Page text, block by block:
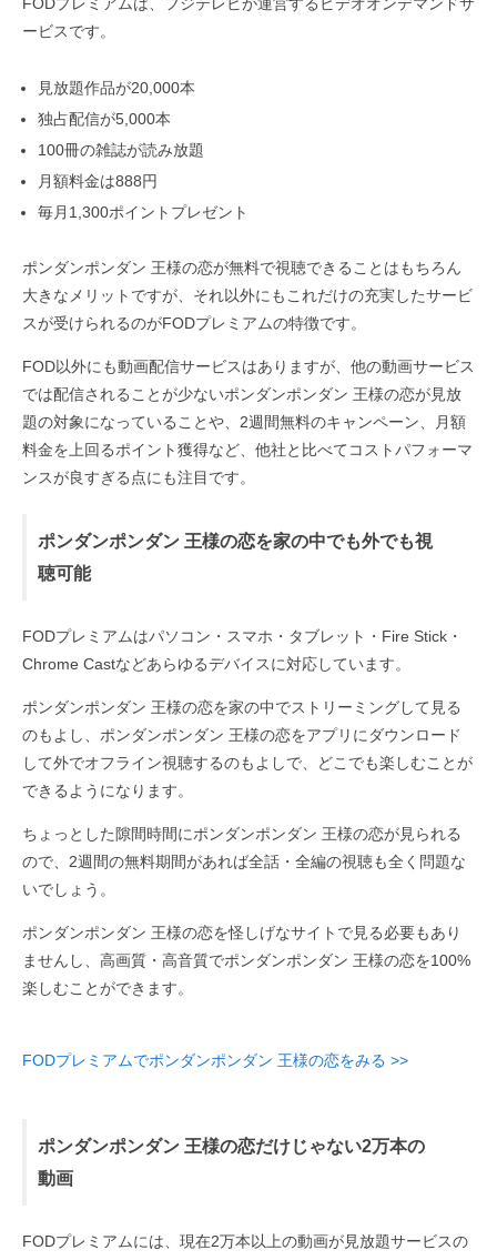
FODプレミアムは、フジテレビが運営するビデオオンデマンドサ
ービスです。
見放題作品が20,000本
独占配信が5,000本
100冊の雑誌が読み放題
月額料金は888円
毎月1,300ポイントプレゼント
ポンダンポンダン 王様の恋が無料で視聴できることはもちろん
大きなメリットですが、それ以外にもこれだけの充実したサービ
スが受けられるのがFODプレミアムの特徴です。
FOD以外にも動画配信サービスはありますが、他の動画サービス
では配信されることが少ないポンダンポンダン 王様の恋が見放
題の対象になっていることや、2週間無料のキャンペーン、月額
料金を上回るポイント獲得など、他社と比べてコストパフォーマ
ンスが良すぎる点にも注目です。
ポンダンポンダン 王様の恋を家の中でも外でも視
聴可能
FODプレミアムはパソコン・スマホ・タブレット・Fire Stick・
Chrome Castなどあらゆるデバイスに対応しています。
ポンダンポンダン 王様の恋を家の中でストリーミングして見る
のもよし、ポンダンポンダン 王様の恋をアプリにダウンロード
して外でオフライン視聴するのもよしで、どこでも楽しむことが
できるようになります。
ちょっとした隙間時間にポンダンポンダン 王様の恋が見られる
ので、2週間の無料期間があれば全話・全編の視聴も全く問題な
いでしょう。
ポンダンポンダン 王様の恋を怪しげなサイトで見る必要もあり
ませんし、高画質・高音質でポンダンポンダン 王様の恋を100%
楽しむことができます。
FODプレミアムでポンダンポンダン 王様の恋をみる >>
ポンダンポンダン 王様の恋だけじゃない2万本の
動画
FODプレミアムには、現在2万本以上の動画が見放題サービスの